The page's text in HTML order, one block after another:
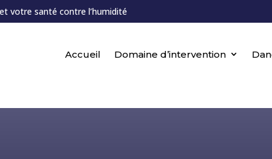
votre santé contre l’humidité
Accueil Domaine d’intervention